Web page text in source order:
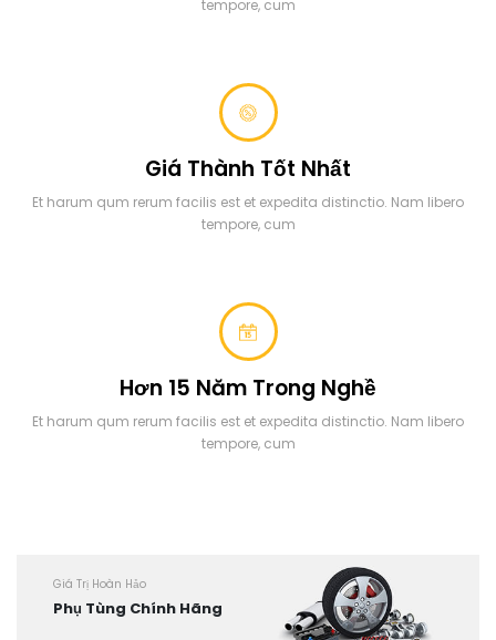
tempore, cum
Giá Thành Tốt Nhất
Et harum qum rerum facilis est et expedita distinctio. Nam libero
tempore, cum
Hơn 15 Năm Trong Nghề
Et harum qum rerum facilis est et expedita distinctio. Nam libero
tempore, cum
Giá Trị Hoàn Hảo
Phụ Tùng Chính Hãng